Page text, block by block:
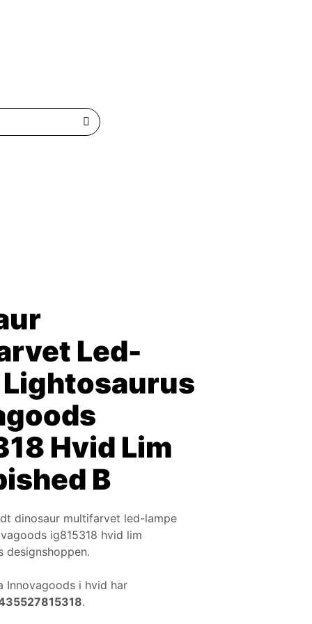
Led-
Lightosaurus
Hvid Lim
B
dinosaur multifarvet led-lampe
ig815318 hvid lim
designshoppen.
Innovagoods i hvid har
.